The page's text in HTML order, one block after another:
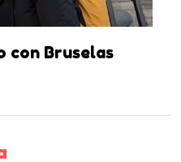
con Bruselas